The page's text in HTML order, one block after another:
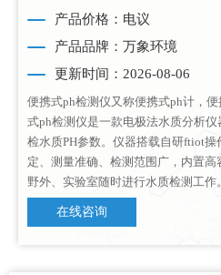
产品价格：电议
产品品牌：万象环境
更新时间：2026-08-06
便携式ph检测仪又称便携式ph计，
式ph检测仪是一款电极法水质分析
检水质PH参数。仪器搭载自研ftiot
定、测量准确、检测范围广，内置
野外、实验室随时进行水质检测工作。
在线咨询